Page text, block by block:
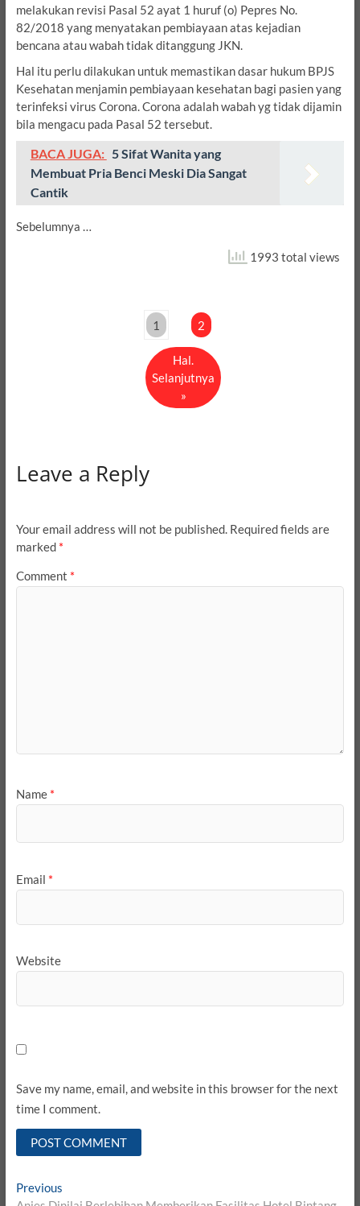
melakukan revisi Pasal 52 ayat 1 huruf (o) Pepres No.
82/2018 yang menyatakan pembiayaan atas kejadian
bencana atau wabah tidak ditanggung JKN.
Hal itu perlu dilakukan untuk memastikan dasar hukum BPJS
Kesehatan menjamin pembiayaan kesehatan bagi pasien yang
terinfeksi virus Corona. Corona adalah wabah yg tidak dijamin
bila mengacu pada Pasal 52 tersebut.
BACA JUGA: 5 Sifat Wanita yang
Membuat Pria Benci Meski Dia Sangat
Cantik
Sebelumnya …
1993 total views
1 2
Hal.
Selanjutnya
»
Leave a Reply
Your email address will not be published. Required fields are
marked *
Comment *
Name *
Email *
Website
Save my name, email, and website in this browser for the next
time I comment.
Post
PreviousPrevious